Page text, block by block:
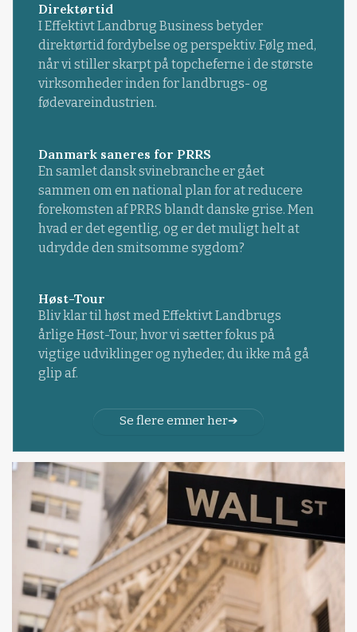
Direktørtid
I Effektivt Landbrug Business betyder
direktørtid fordybelse og perspektiv. Følg med,
når vi stiller skarpt på topcheferne i de største
virksomheder inden for landbrugs- og
fødevareindustrien.
Danmark saneres for PRRS
En samlet dansk svinebranche er gået
sammen om en national plan for at reducere
forekomsten af PRRS blandt danske grise. Men
hvad er det egentlig, og er det muligt helt at
udrydde den smitsomme sygdom?
Høst-Tour
Bliv klar til høst med Effektivt Landbrugs
årlige Høst-Tour, hvor vi sætter fokus på
vigtige udviklinger og nyheder, du ikke må gå
glip af.
Se flere emner her